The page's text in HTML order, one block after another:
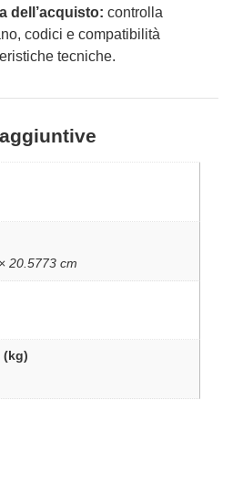
dell’acquisto: controlla
codici e compatibilità
tecniche.
20.5773 cm
(kg)